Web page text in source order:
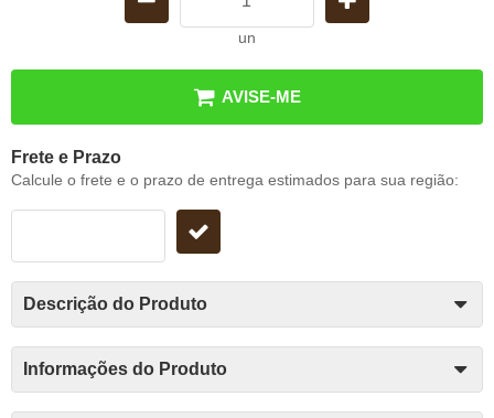
un
AVISE-ME
Frete e Prazo
Calcule o frete e o prazo de entrega estimados para sua região:
Descrição do Produto
Informações do Produto